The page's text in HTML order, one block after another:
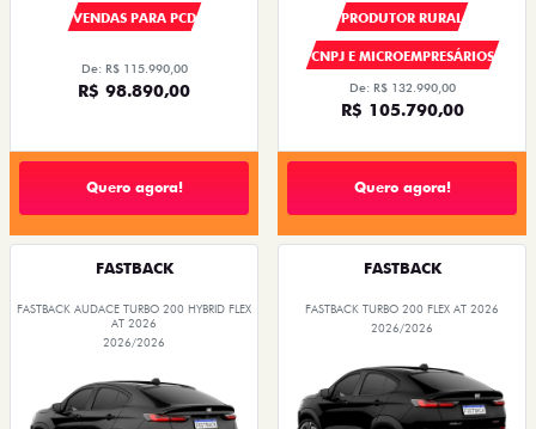
VENDAS PARA PCD
De: R$ 115.990,00
R$ 98.890,00
Quero agora!
PRODUTOR RURAL
CNPJ E MICROEMPRESÁRIOS
De: R$ 132.990,00
R$ 105.790,00
Quero agora!
FASTBACK
FASTBACK AUDACE TURBO 200 HYBRID FLEX
AT 2026
2026/2026
FASTBACK
FASTBACK TURBO 200 FLEX AT 2026
2026/2026